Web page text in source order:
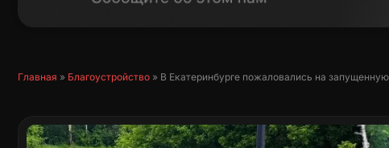
Главная » Благоустройство » В Екатеринбурге пожаловались на